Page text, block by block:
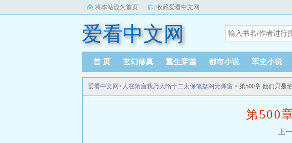
将本站设为首页 收藏爱看中文网
爱看中文网
首 页 玄幻修真 重生穿越 都市小说 军史小说
爱看中文网> 人在隋唐我乃大隋十二太保笔趣阁无弹窗 > 第500章 他们只是
第500
上